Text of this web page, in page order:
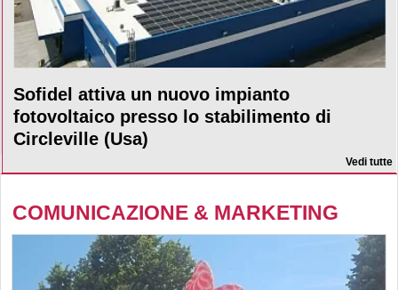
Sofidel attiva un nuovo impianto
fotovoltaico presso lo stabilimento di
Circleville (Usa)
Vedi tutte
COMUNICAZIONE & MARKETING